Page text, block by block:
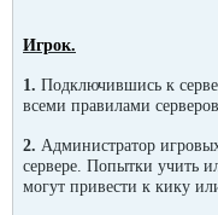
Игрок.
1. Подключившись к
всеми правилами серверов.
2. Администратор
сервере. Попытки учить
могут привести к кику